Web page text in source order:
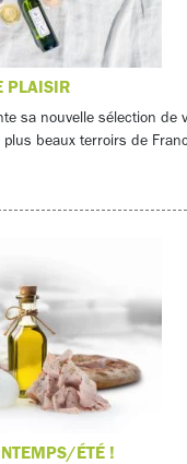
PLAISIR
sa nouvelle sélection de
beaux terroirs de
ÉTÉ !